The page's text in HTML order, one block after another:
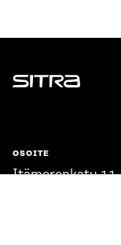
Sitra
OSOITE
Itämerenkatu